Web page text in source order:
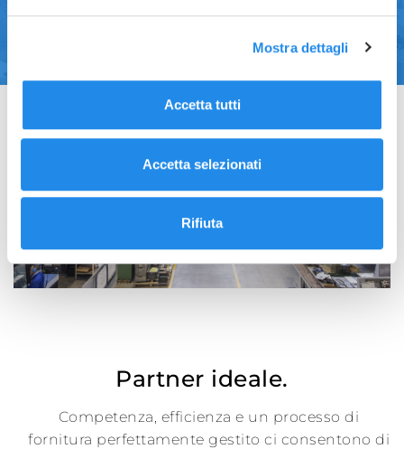
Mostra dettagli
Accetta tutti
Accetta selezionati
Rifiuta
Partner ideale.
Competenza, efficienza e un processo di
fornitura perfettamente gestito ci consentono di